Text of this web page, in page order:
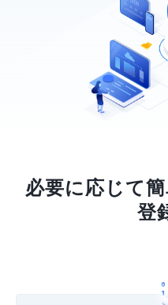
必要に応じて
登